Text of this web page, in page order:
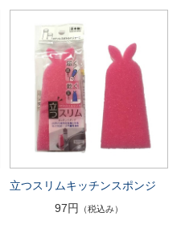
立つスリムキッチンスポンジ
97円
（税込み）